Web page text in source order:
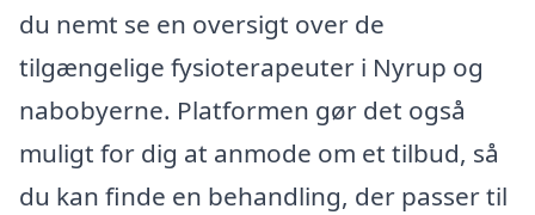
du nemt se en oversigt over de
tilgængelige fysioterapeuter i Nyrup og
nabobyerne. Platformen gør det også
muligt for dig at anmode om et tilbud, så
du kan finde en behandling, der passer til